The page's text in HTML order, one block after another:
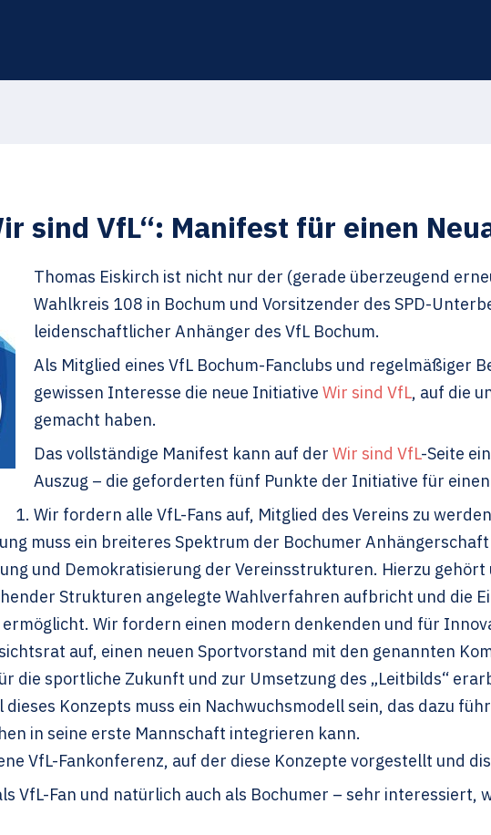
sind VfL“: Manifest für einen
Thomas Eiskirch ist nicht nur der (gerade überzeugend
Wahlkreis 108 in Bochum und Vorsitzender des SPD-
leidenschaftlicher Anhänger des VfL Bochum.
Als Mitglied eines VfL Bochum-Fanclubs und regelmäßiger
gewissen Interesse die neue Initiative Wir sind VfL, auf die
gemacht haben.
Das vollständige Manifest kann auf der Wir sind VfL-Seite
Auszug – die geforderten fünf Punkte der Initiative für einen
Wir fordern alle VfL-Fans auf, Mitglied des Vereins zu
muss ein breiteres Spektrum der Bochumer
und Demokratisierung der Vereinsstrukturen. Hierzu
Strukturen angelegte Wahlverfahren aufbricht und die
Wir fordern einen modern denkenden und für
auf, einen neuen Sportvorstand mit den genannten
die sportliche Zukunft und zur Umsetzung des „Leitbilds“
dieses Konzepts muss ein Nachwuchsmodell sein, das dazu
in seine erste Mannschaft integrieren kann.
VfL-Fankonferenz, auf der diese Konzepte vorgestellt und
VfL-Fan und natürlich auch als Bochumer – sehr interessiert,